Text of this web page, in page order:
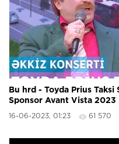
Bu hrd - Toyda Prius
Sponsor Avant Vista 2023
16-06-2023, 01:23 61 570